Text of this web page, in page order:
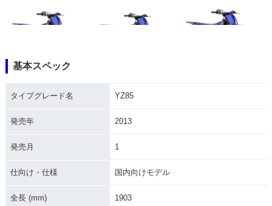
基本スペック
タイプグレード名 YZ85
発売年 2013
発売月 1
仕向け・仕様 国内向けモデル
全長 (mm) 1903